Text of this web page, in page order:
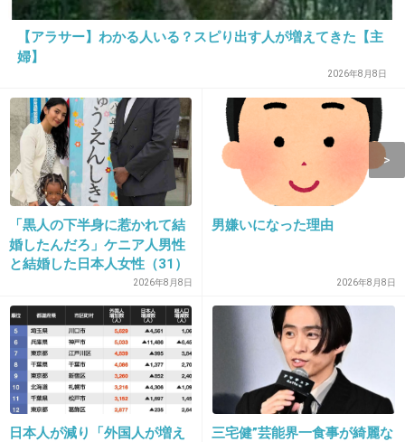
批判的なことを呟いてしまう
意外に深く考えずに尖った投稿してしまう
-5
12. 匿名2020/03/13(金) 13:25:12
足元すくわれそう
13. 匿名2020/03/13(金) 13:25:15
あんたも気を付けな
+199
【アラサー】わかる人いる？スピり出す人が増えてきた【主
婦】
2026年8月8日
「黒人の下半身に惹かれて結
婚したんだろ」ケニア人男性
と結婚した日本人女性（31）
に“誹謗中傷”殺到…本人が語
る、日本で感じる“外国人差
別”のリアル
2026年8月8日
男嫌いになった理由
2026年8月8日
日本人が減り「外国人が増え
三宅健”芸能界一食事が綺麗な